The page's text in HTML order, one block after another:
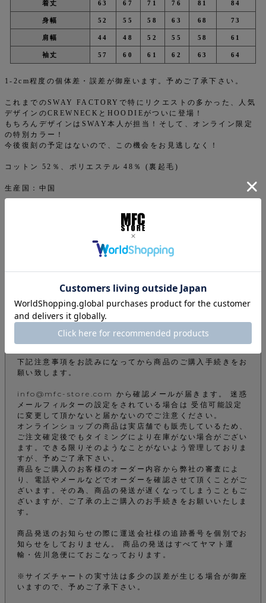
着丈 63 67 71 76 81 84
身幅 52 55 58 63 68 73
肩幅 44 48 52 55 58 61
袖丈 57 60 61 62 63 64
1-2cm程度の個体差・誤差が御座います。予めご了承下さい。
これまでのSWAY FACTORYで特にリクエストの多かった、人気
デザインのCREWNECKとHOODIEがついに登場！
もちろんデザインはSWAY本人が担当！そして、オンライン限定
の特別カラー！
今後復刻の予定はないので、この機会をお見逃しなく！
コットン 52％、ポリエステル 48％ (裏起毛)
生産国：中国
SWAY FACTORY商品一覧はこちら
商品についてのお問い合わせ
ご注文について
下記注意事項をお読みになってから商品のご購入手続きをお
願い致します。
info@mfc-store.com から確認メールが届きます。 迷惑
メールフィルターの設定をされている場合は 受信可能設定
に変更して頂かないと届かないのでご注意ください。
オンラインショップの商品は実店舗でも販売しているため、
ご注文確定後でもタイミングにより在庫がない場合がござい
ます。できる限りそのようなことがないよう管理しておりま
すが、予めご了承下さい。
商品をご購入のお客様のオーダー内容から弊社の審査によ
り、電話やメールなどでオーダーを確認させて頂くことがご
ざいます。その為、商品の発送が遅くなってしまうこともご
ざいますが、ご了承の上ご購入のお手続きをお願いいたしま
す。
商品発送のお知らせの際に運送会社様の追跡番号を個別でお
知らせをしておりません。 商品の発送はすべてヤマト運
輸・佐川急便にておこなっております。
※サイズチャートの実寸法は多少の誤差が生じる場合が御座
いますので、予めご了承下さい。